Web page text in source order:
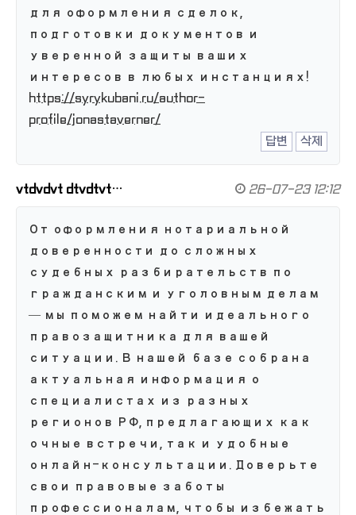
для оформления сделок,
подготовки документов и
уверенной защиты ваших
интересов в любых инстанциях!
https://syrykubani.ru/author-
profile/jonastaverner/
답변
삭제
vtdvdvt dtvdtvt… 26-07-23 12:12
От оформления нотариальной
доверенности до сложных
судебных разбирательств по
гражданским и уголовным делам
— мы поможем найти идеального
правозащитника для вашей
ситуации. В нашей базе собрана
актуальная информация о
специалистах из разных
регионов РФ, предлагающих как
очные встречи, так и удобные
онлайн-консультации. Доверьте
свои правовые заботы
профессионалам, чтобы избежать